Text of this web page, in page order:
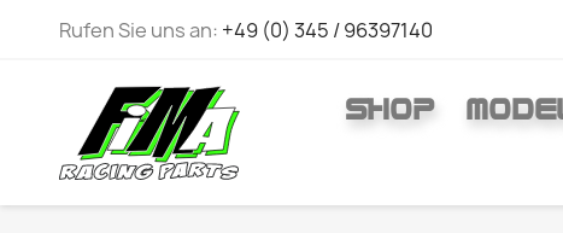
Rufen Sie uns an: +49 (0) 345 / 96397140
SHOP